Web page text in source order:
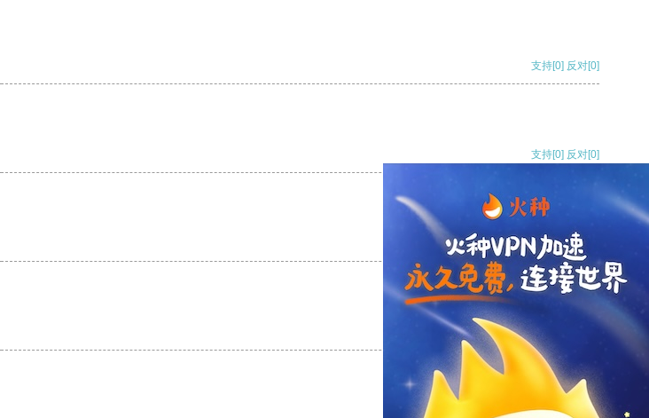
支持[0] 反对[0]
支持[0] 反对[0]
支持[0] 反对
支持